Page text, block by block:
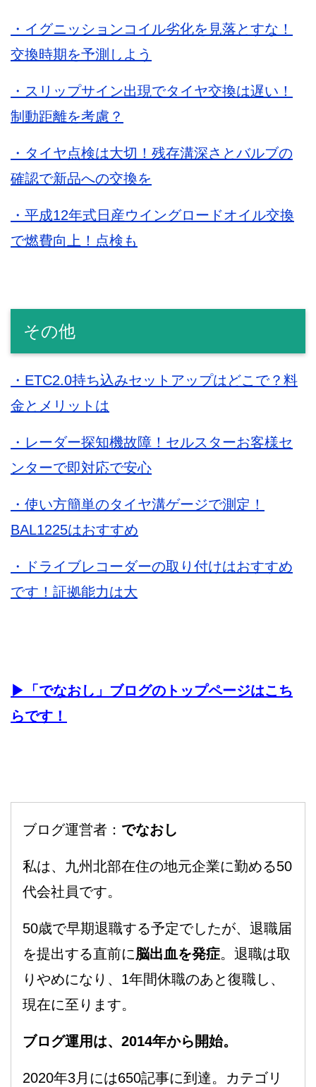
・イグニッションコイル劣化を見落とすな！
交換時期を予測しよう
・スリップサイン出現でタイヤ交換は遅い！
制動距離を考慮？
・タイヤ点検は大切！残存溝深さとバルブの
確認で新品への交換を
・平成12年式日産ウイングロードオイル交換
で燃費向上！点検も
その他
・ETC2.0持ち込みセットアップはどこで？料
金とメリットは
・レーダー探知機故障！セルスターお客様セ
ンターで即対応で安心
・使い方簡単のタイヤ溝ゲージで測定！
BAL1225はおすすめ
・ドライブレコーダーの取り付けはおすすめ
です！証拠能力は大
▶︎「でなおし」ブログのトップページはこち
らです！
ブログ運営者： でなおし
私は、九州北部在住の地元企業に勤める50
代会社員です。
50歳で早期退職する予定でしたが、退職届
を提出する直前に脳出血を発症。退職は取
りやめになり、1年間休職のあと復職し、
現在に至ります。
ブログ運用は、2014年から開始。
2020年3月には650記事に到達。カテゴリ